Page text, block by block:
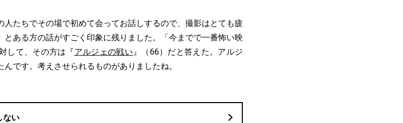
人たちでその場で初めて会ってお話しするので、撮影はとても疲
ある方の話がすごく印象に残りました。「今までで一番怖い映
して、その方は『アルジェの戦い 』（66）だと答えた。アルジ
です。考えさせられるものがありましたね。
ない